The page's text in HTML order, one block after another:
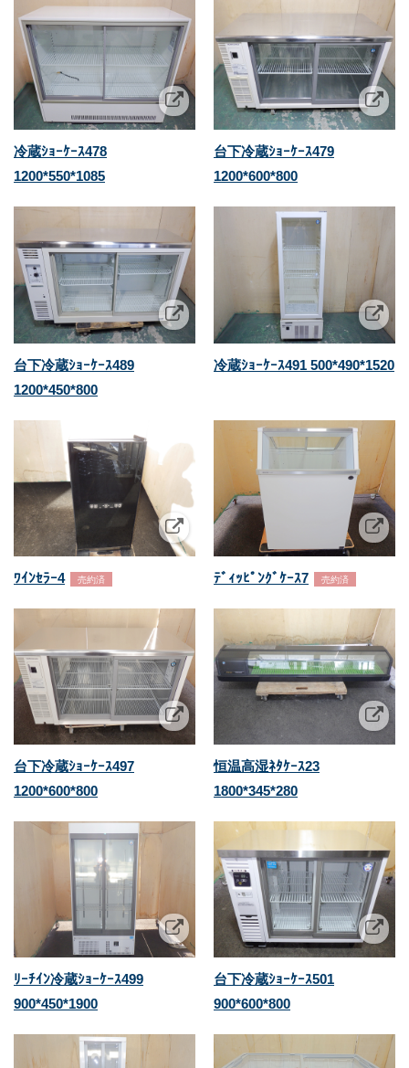
冷蔵ｼｮｰｹｰｽ478
1200*550*1085
台下冷蔵ｼｮｰｹｰｽ479
1200*600*800
台下冷蔵ｼｮｰｹｰｽ489
1200*450*800
冷蔵ｼｮｰｹｰｽ491 500*490*1520
ﾜｲﾝｾﾗｰ4 売約済 ﾃﾞｨｯﾋﾟﾝｸﾞｹｰｽ7 売約済
台下冷蔵ｼｮｰｹｰｽ497
1200*600*800
恒温高湿ﾈﾀｹｰｽ23
1800*345*280
ﾘｰﾁｲﾝ冷蔵ｼｮｰｹｰｽ499
900*450*1900
台下冷蔵ｼｮｰｹｰｽ501
900*600*800